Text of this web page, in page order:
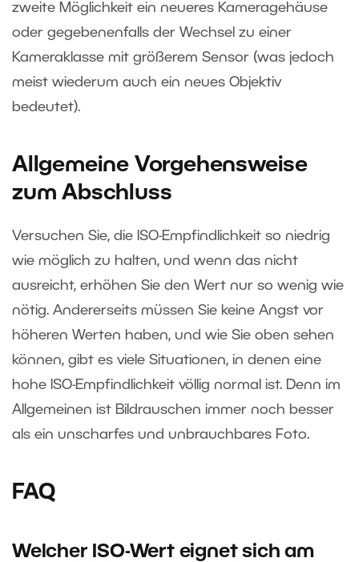
zweite Möglichkeit ein neueres Kameragehäuse
oder gegebenenfalls der Wechsel zu einer
Kameraklasse mit größerem Sensor (was jedoch
meist wiederum auch ein neues Objektiv
bedeutet).
Allgemeine Vorgehensweise
zum Abschluss
Versuchen Sie, die ISO-Empfindlichkeit so niedrig
wie möglich zu halten, und wenn das nicht
ausreicht, erhöhen Sie den Wert nur so wenig wie
nötig. Andererseits müssen Sie keine Angst vor
höheren Werten haben, und wie Sie oben sehen
können, gibt es viele Situationen, in denen eine
hohe ISO-Empfindlichkeit völlig normal ist. Denn im
Allgemeinen ist Bildrauschen immer noch besser
als ein unscharfes und unbrauchbares Foto.
FAQ
Welcher ISO-Wert eignet sich am